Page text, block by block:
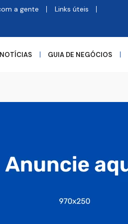
a gente Links úteis
NOTÍCIAS GUIA DE NEGÓCIOS